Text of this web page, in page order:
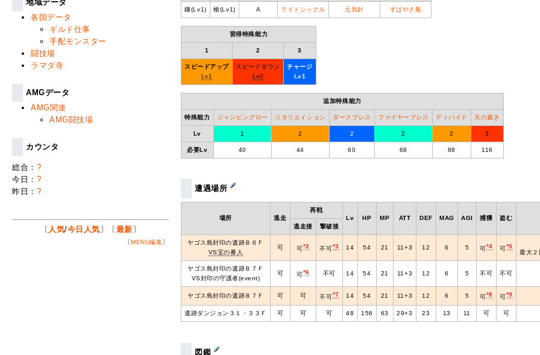
鎌(Lv1) 槍(Lv1) A ライトシックル 元気針 すばやさ瓶
習得特殊能力
1 2 3
スピードアップ
Lv1
スピードダウン
Lv0
チャージ
Lv1
追加特殊能力
特殊能力 ジャンピングロー リタリエイション ダークブレス ファイヤーブレス ディバイド 天の裁き
Lv 1 2 2 2 2 3
必要Lv 40 44 60 68 88 116
遭遇場所
場所 逃走
再戦
Lv
HP MP ATT DEF MAG AGI 捕獲
盗む
逃走後
撃破後
ヤゴス島封印の遺跡Ｂ６Ｆ
VS宝の番人
可 可 *2 不可 *3 14 54 21 11+3 12 6 5 可 *4 可 *5
最大２
ヤゴス島封印の遺跡Ｂ７Ｆ
VS封印の守護者(event)
可 可 *6 不可 14 54 21 11+3 12 6 5 不可 不可
ヤゴス島封印の遺跡Ｂ７Ｆ 可 可 不可 *7 14 54 21 11+3 12 6 5 可 *8 可 *9
遺跡ダンジョン３１・３３Ｆ 可 可 可 48 156 63 29+3 23 13 11 可 可
図鑑
地域データ
各国データ
ギルド仕事
手配モンスター
闘技場
ラマダ寺
AMGデータ
AMG関連
AMG闘技場
カウンタ
総合： ?
今日： ?
昨日： ?
〔 人気/今日人気 〕〔 最新 〕
〔MENU編集〕